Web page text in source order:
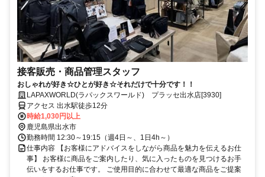
接客販売・商品管理スタッフ
おしゃれが好き☆ひとが好き☆それだけで十分です！！
LAPAXWORLD(ラパックスワールド) プラッセ出水店[3930]
アクセス 出水駅徒歩12分
時給1,030円以上
鹿児島県出水市
勤務時間 12:30～19:15（週4日～、1日4h～）
仕事内容 【お客様にアドバイスをしながら商品を魅力を伝えるお仕
事】 お客様に商品をご案内したり、気に入ったものを見つけるお手
伝いをするお仕事です。 ご使用目的に合わせて最適な商品をご提案